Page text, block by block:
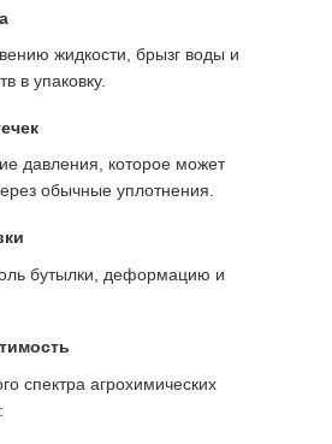
жидкости, брызг воды и
в упаковку.
давления, которое может
обычные уплотнения.
бутылки, деформацию и
спектра агрохимических